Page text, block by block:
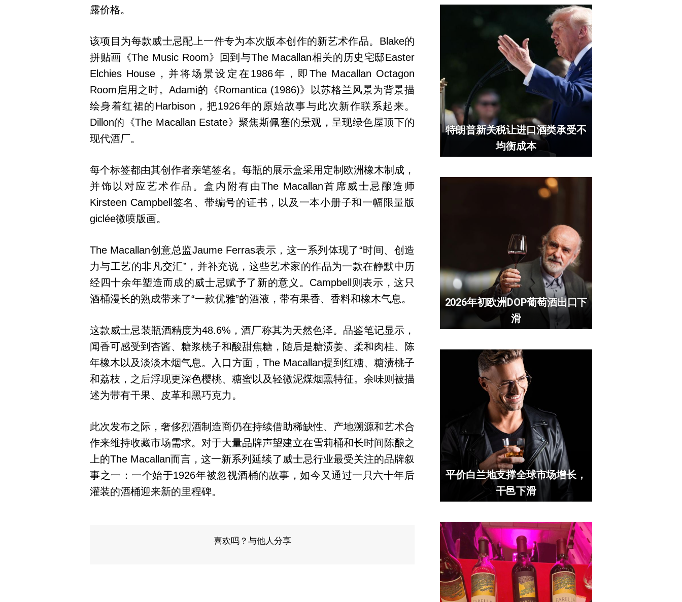
露价格。
该项目为每款威士忌配上一件专为本次版本创作的新艺术作品。Blake的
拼贴画《The Music Room》回到与The Macallan相关的历史宅邸Easter
Elchies House，并将场景设定在1986年，即The Macallan Octagon
Room启用之时。Adami的《Romantica (1986)》以苏格兰风景为背景描
绘身着红裙的Harbison，把1926年的原始故事与此次新作联系起来。
Dillon的《The Macallan Estate》聚焦斯佩塞的景观，呈现绿色屋顶下的
现代酒厂。
每个标签都由其创作者亲笔签名。每瓶的展示盒采用定制欧洲橡木制成，
并饰以对应艺术作品。盒内附有由The Macallan首席威士忌酿造师
Kirsteen Campbell签名、带编号的证书，以及一本小册子和一幅限量版
giclée微喷版画。
The Macallan创意总监Jaume Ferras表示，这一系列体现了“时间、创造
力与工艺的非凡交汇”，并补充说，这些艺术家的作品为一款在静默中历
经四十余年塑造而成的威士忌赋予了新的意义。Campbell则表示，这只
酒桶漫长的熟成带来了“一款优雅”的酒液，带有果香、香料和橡木气息。
这款威士忌装瓶酒精度为48.6%，酒厂称其为天然色泽。品鉴笔记显示，
闻香可感受到杏酱、糖浆桃子和酸甜焦糖，随后是糖渍姜、柔和肉桂、陈
年橡木以及淡淡木烟气息。入口方面，The Macallan提到红糖、糖渍桃子
和荔枝，之后浮现更深色樱桃、糖蜜以及轻微泥煤烟熏特征。余味则被描
述为带有干果、皮革和黑巧克力。
此次发布之际，奢侈烈酒制造商仍在持续借助稀缺性、产地溯源和艺术合
作来维持收藏市场需求。对于大量品牌声望建立在雪莉桶和长时间陈酿之
上的The Macallan而言，这一新系列延续了威士忌行业最受关注的品牌叙
事之一：一个始于1926年被忽视酒桶的故事，如今又通过一只六十年后
灌装的酒桶迎来新的里程碑。
喜欢吗？与他人分享
特朗普新关税让进口酒类承受不
均衡成本
2026年初欧洲DOP葡萄酒出口下
滑
平价白兰地支撑全球市场增长，
干邑下滑